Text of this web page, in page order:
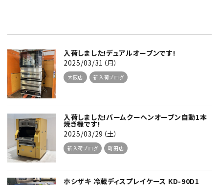
入荷しました!デュアルオーブンです!
2025/03/31（月）
大阪店 新入荷ブログ
入荷しました!バームクーヘンオーブン自動1本
焼き機です!
2025/03/29（土）
新入荷ブログ 町田店
ホシザキ 冷蔵ディスプレイケース KD-90D1